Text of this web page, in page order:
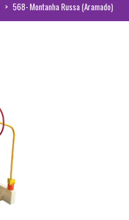
> 568- Montanha Russa (Aramado)